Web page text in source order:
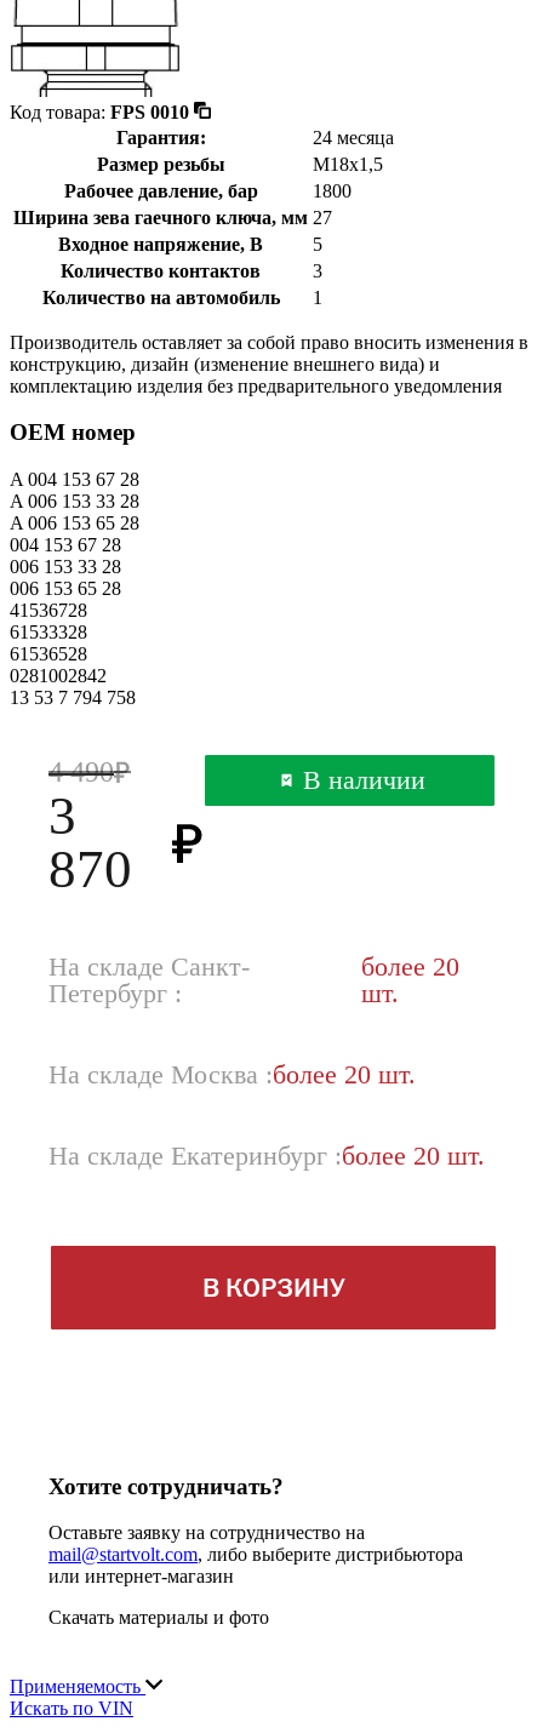
Код товара: FPS 0010
Гарантия:
24 месяца
Размер резьбы
M18x1,5
Рабочее давление, бар
1800
Ширина зева гаечного ключа, мм 27
Входное напряжение, В
5
Количество контактов
3
Количество на автомобиль
1
Производитель оставляет за собой право вносить изменения в
конструкцию, дизайн (изменение внешнего вида) и
комплектацию изделия без предварительного уведомления
OEM номер
A 004 153 67 28
A 006 153 33 28
A 006 153 65 28
004 153 67 28
006 153 33 28
006 153 65 28
41536728
61533328
61536528
0281002842
13 53 7 794 758
4 490
3
870
В наличии
На складе Санкт-
Петербург :
более 20
шт.
На складе Москва :более 20 шт.
На складе Екатеринбург :более 20 шт.
В КОРЗИНУ
Хотите сотрудничать?
Оставьте заявку на сотрудничество на
mail@startvolt.com, либо выберите дистрибьютора
или интернет-магазин
Скачать материалы и фото
Применяемость
Искать по VIN